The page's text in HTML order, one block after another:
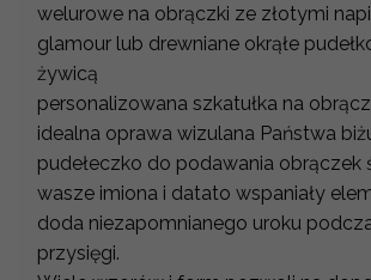
welurowe na obrączki ze złotymi
glamour lub drewniane okrąłe
żywicą
personalizowana szkatułka na
idealna oprawa wizulana Państwa
pudełeczko do podawania obrączek
wasze imiona i datato wspaniały
doda niezapomnianego uroku
przysięgi.